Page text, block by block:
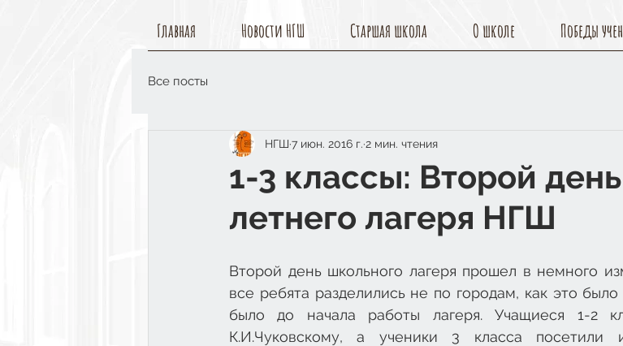
Главная Новости НГШ Старшая школа О школе Победы
Все посты
1-3 классы: Второй
летнего лагеря НГШ
НГШ 7 июн. 2016 г. 2 мин. чтения
Второй день школьного лагеря прошел в немного
все ребята разделились не по городам, как это
было до начала работы лагеря. Учащиеся 1-2
К.И.Чуковскому, а ученики 3 класса посетили